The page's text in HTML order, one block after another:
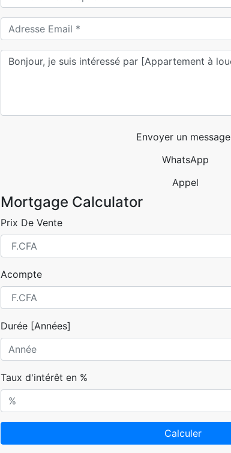
Envoyer un message
WhatsApp
Appel
Mortgage Calculator
Prix De Vente
Acompte
Durée [Années]
Taux d'intérêt en %
Calculer